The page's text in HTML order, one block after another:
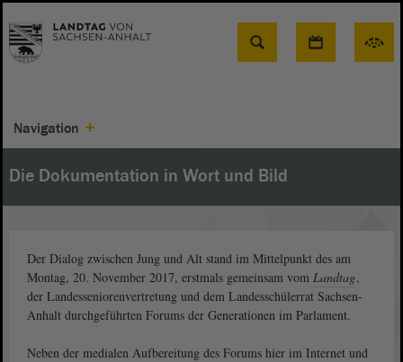
Suche
Navigation
Die Dokumentation in Wort und Bild
Der Dialog zwischen Jung und Alt stand im Mittelpunkt des am
Montag, 20. November 2017, erstmals gemeinsam vom Landtag,
der Landesseniorenvertretung und dem Landesschülerrat Sachsen-
Anhalt durchgeführten Forums der Generationen im Parlament.
Neben der medialen Aufbereitung des Forums hier im Internet und